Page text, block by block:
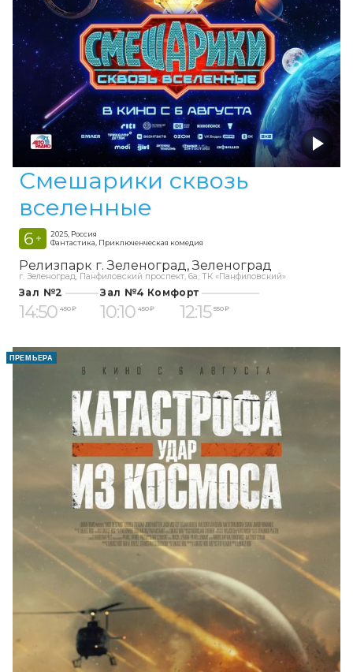
Смешарики сквозь
вселенные
6 +
2025, Россия
Фантастика, Приключенческая комедия
Релизпарк г. Зеленоград Зеленоград
г. Зеленоград, Панфиловский проспект, 6а, ТК «Панфиловский»
Зал №2
14:50 450 ₽
Зал №4 Комфорт
10:10 450 ₽ 12:15 550 ₽
ПРЕМЬЕРА